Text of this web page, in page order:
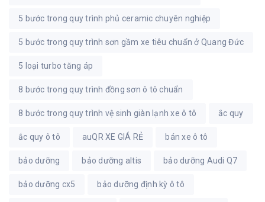
5 bước trong quy trình phủ ceramic chuyên nghiệp
5 bước trong quy trình sơn gầm xe tiêu chuẩn ở Quang Đức
5 loại turbo tăng áp
8 bước trong quy trình đồng sơn ô tô chuẩn
8 bước trong quy trình vệ sinh giàn lạnh xe ô tô ắc quy
ắc quy ô tô auQR XE GIÁ RẺ bán xe ô tô
bảo dưỡng bảo dưỡng altis bảo dưỡng Audi Q7
bảo dưỡng cx5 bảo dưỡng định kỳ ô tô